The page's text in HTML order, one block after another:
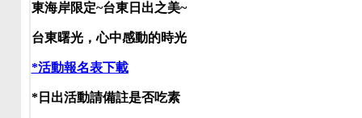
東海岸限定~台東日出之美~
台東曙光，心中感動的時光
*活動報名表下載
*日出活動請備註是否吃素